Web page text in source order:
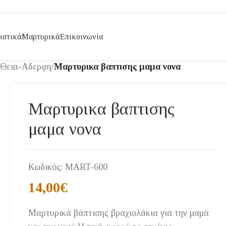
ΜαρτυρικάΕπικοινωνία
Αδερφη/Μαρτυρικα βαπτισης μαμα νονα
Μαρτυρικα βαπτισης
μαμα νονα
Κωδικός:MART-600
14,00€
Μαρτυρικά βάπτισης βραχιολάκια για την μαμά